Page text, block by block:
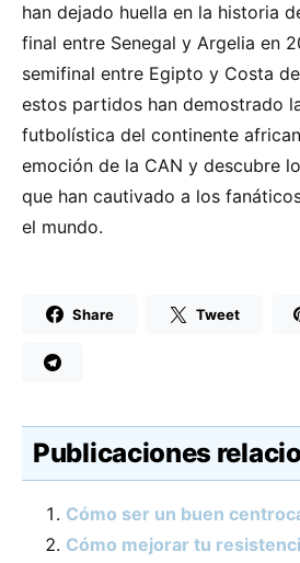
han dejado huella en la historia
final entre Senegal y Argelia en
semifinal entre Egipto y Costa
estos partidos han demostrado
futbolística del continente
emoción de la CAN y descubre
que han cautivado a los
el mundo.
Share Tweet
Publicaciones
Cómo ser un buen
Cómo mejorar tu